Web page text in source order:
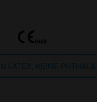
LATEX, KEINE